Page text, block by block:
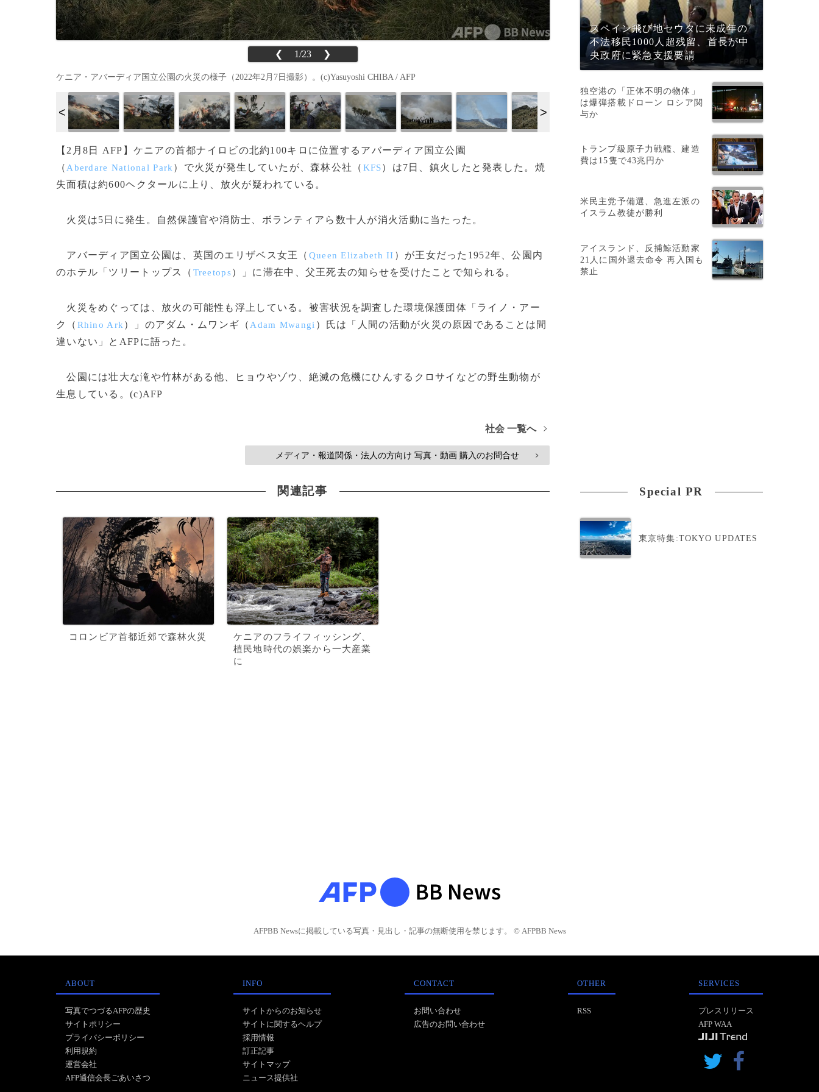
❮ 1/23 ❯
ケニア・アバーディア国立公園の火災の様子（2022年2月7日撮影）。(c)Yasuyoshi CHIBA / AFP
【2月8日 AFP】ケニアの首都ナイロビの北約100キロに位置するアバーディア国立公園
（ Aberdare National Park ）で火災が発生していたが、森林公社（ KFS）は7日、鎮火したと発表した。焼
失面積は約600ヘクタールに上り、放火が疑われている。
火災は5日に発生。自然保護官や消防士、ボランティアら数十人が消火活動に当たった。
アバーディア国立公園は、英国のエリザベス女王（ Queen Elizabeth II ）が王女だった1952年、公園内
のホテル「ツリートップス（ Treetops）」に滞在中、父王死去の知らせを受けたことで知られる。
火災をめぐっては、放火の可能性も浮上している。被害状況を調査した環境保護団体「ライノ・アー
ク（ Rhino Ark ）」のアダム・ムワンギ（ Adam Mwangi ）氏は「人間の活動が火災の原因であることは間
違いない」とAFPに語った。
公園には壮大な滝や竹林がある他、ヒョウやゾウ、絶滅の危機にひんするクロサイなどの野生動物が
生息している。(c)AFP
社会 一覧へ >
メディア・報道関係・法人の方向け 写真・動画 購入のお問合せ >
関連記事
コロンビア首都近郊で森林火災
ケニアのフライフィッシング、
植民地時代の娯楽から一大産業
に
スペイン飛び地セウタに未成年の
不法移民1000人超残留、首長が中
央政府に緊急支援要請
独空港の「正体不明の物体」
は爆弾搭載ドローン ロシア関
与か
トランプ級原子力戦艦、建造
費は15隻で43兆円か
米民主党予備選、急進左派の
イスラム教徒が勝利
アイスランド、反捕鯨活動家
21人に国外退去命令 再入国も
禁止
Special PR
東京特集:TOKYO UPDATES
AFPBB Newsに掲載している写真・見出し・記事の無断使用を禁じます。 © AFPBB News
ABOUT
写真でつづるAFPの歴史
サイトポリシー
プライバシーポリシー
利用規約
運営会社
AFP通信会長ごあいさつ
INFO
サイトからのお知らせ
サイトに関するヘルプ
採用情報
訂正記事
サイトマップ
ニュース提供社
CONTACT
お問い合わせ
広告のお問い合わせ
OTHER
RSS
SERVICES
プレスリリース
AFP WAA